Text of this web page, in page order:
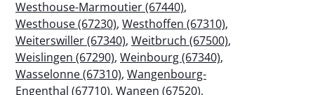
Westhouse-Marmoutier (67440),
Westhouse (67230), Westhoffen (67310),
Weiterswiller (67340), Weitbruch (67500),
Weislingen (67290), Weinbourg (67340),
Wasselonne (67310), Wangenbourg-
Engenthal (67710), Wangen (67520),